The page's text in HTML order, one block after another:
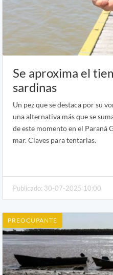
Se aproxima el
sardinas
Un pez que se destaca por su
una alternativa más que se
de este momento en el Paraná
mar. Claves para tentarlas.
Publicado: 30-07-2025 10:00
PREOCUPANTE